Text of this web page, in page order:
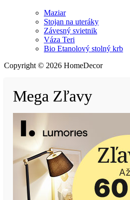
Maziar
Stojan na uteráky
Závesný svietnik
Váza Teri
Bio Etanolový stolný krb
Copyright © 2026 HomeDecor
Mega Zľavy